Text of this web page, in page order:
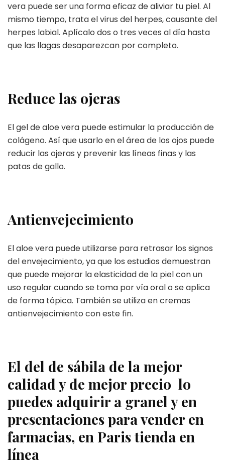
vera puede ser una forma eficaz de aliviar tu piel. Al
mismo tiempo, trata el virus del herpes, causante del
herpes labial. Aplícalo dos o tres veces al día hasta
que las llagas desaparezcan por completo.
Reduce las ojeras
El gel de aloe vera puede estimular la producción de
colágeno. Así que usarlo en el área de los ojos puede
reducir las ojeras y prevenir las líneas finas y las
patas de gallo.
Antienvejecimiento
El aloe vera puede utilizarse para retrasar los signos
del envejecimiento, ya que los estudios demuestran
que puede mejorar la elasticidad de la piel con un
uso regular cuando se toma por vía oral o se aplica
de forma tópica. También se utiliza en cremas
antienvejecimiento con este fin.
El del de sábila de la mejor
calidad y de mejor precio lo
puedes adquirir a granel y en
presentaciones para vender en
farmacias, en Paris tienda en
línea